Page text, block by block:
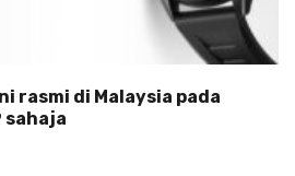
rasmi di Malaysia pada
sahaja